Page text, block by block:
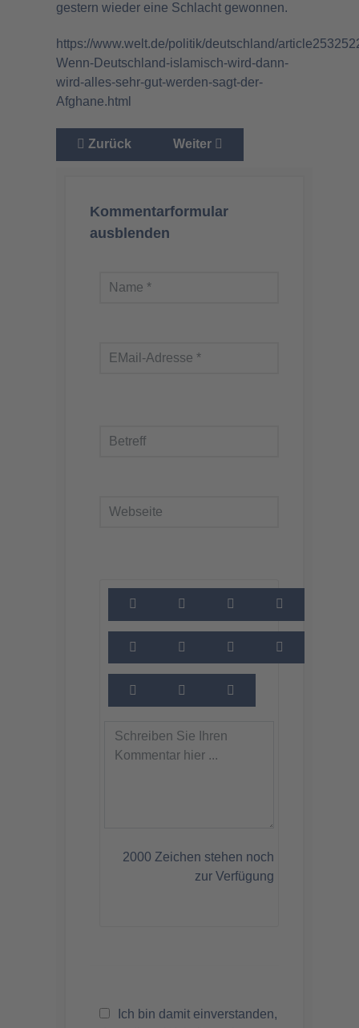
gestern wieder eine Schlacht gewonnen.
https://www.welt.de/politik/deutschland/
Wenn-Deutschland-islamisch-wird-dann-
wird-alles-sehr-gut-werden-sagt-der-
Afghane.html
Vorheriger Beitrag: Deutsche Regierung
Zurück Nächster Beitrag: Perversion
Weiter
Kommentarformular
ausblenden
2000 Zeichen stehen noch
zur Verfügung
Ich bin damit einverstanden,